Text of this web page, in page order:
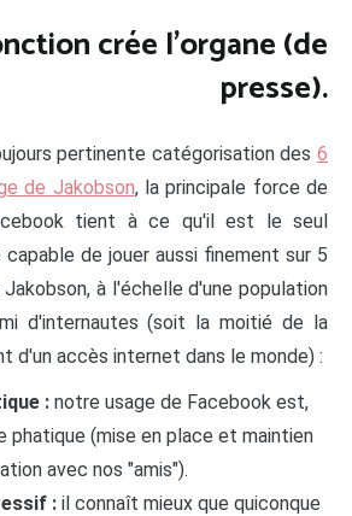
crée l'organe (de
presse).
pertinente catégorisation des 6
de Jakobson, la principale force de
tient à ce qu'il est le seul
de jouer aussi finement sur 5
à l'échelle d'une population
d'internautes (soit la moitié de la
d'un accès internet dans le monde) :
:notre usage de Facebook est,
phatique (mise en place et maintien
avec nos "amis").
:il connaît mieux que quiconque